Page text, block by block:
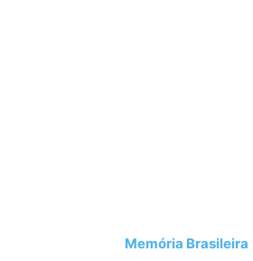
Memória Brasileira